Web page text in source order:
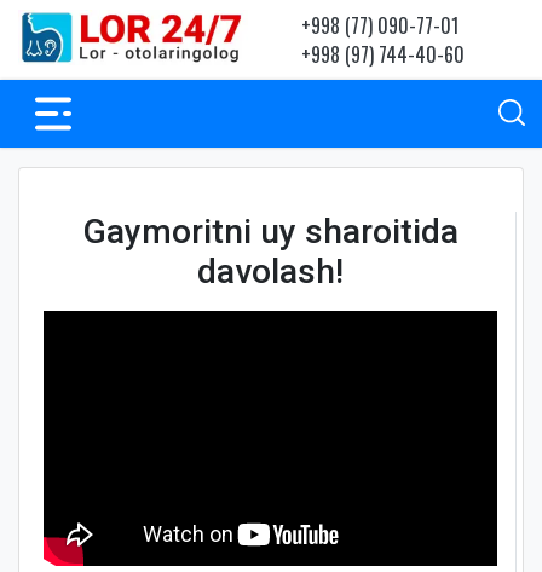
+998 (77) 090-77-01
+998 (97) 744-40-60
Gaymoritni uy sharoitida
davolash!